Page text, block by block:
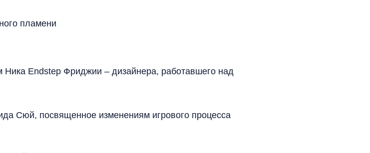
пламени
Ника Endstep Фриджии – дизайнера, работавшего над
Сюй, посвященное изменениям игрового процесса